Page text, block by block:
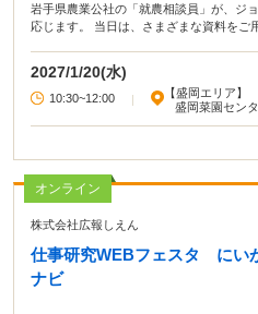
岩手県農業公社の「就農相談員」が、ジ
応じます。 当日は、さまざまな資料をご
2027/1/20(水)
10:30~12:00
【盛岡エリア】
盛岡菜園セン
オンライン
株式会社広報しえん
仕事研究WEBフェスタ にい
ナビ